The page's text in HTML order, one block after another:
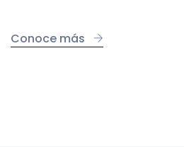
Conoce más